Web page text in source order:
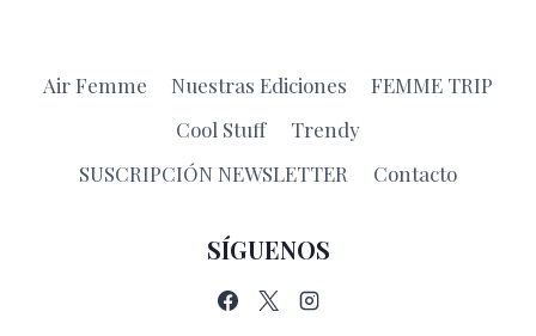
Air Femme Nuestras Ediciones
FEMME TRIP
Cool Stuff
Trendy
SUSCRIPCIÓN NEWSLETTER
Contacto
SÍGUENOS